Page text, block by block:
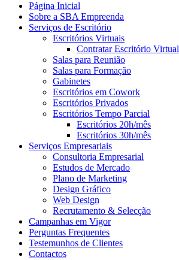
Página Inicial
Sobre a SBA Empreenda
Serviços de Escritório
Escritórios Virtuais
Contratar Escritório Virtual
Salas para Reunião
Salas para Formação
Gabinetes
Escritórios em Cowork
Escritórios Privados
Escritórios Tempo Parcial
Escritórios 20h/mês
Escritórios 30h/mês
Serviços Empresariais
Consultoria Empresarial
Estudos de Mercado
Plano de Marketing
Design Gráfico
Web Design
Recrutamento & Selecção
Campanhas em Vigor
Perguntas Frequentes
Testemunhos de Clientes
Contactos